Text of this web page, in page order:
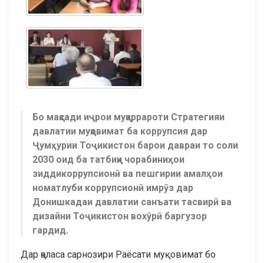
Бо мақсади иҷрои муқаррароти Стратегияи
давлатии муқовимат ба коррупсия дар
Ҷумҳурии Тоҷикистон барои давраи то соли
2030 оид ба татбиқи чорабиниҳои
зиддикоррупсионӣ ва пешгирии амалҳои
номатлуби коррупсионӣ имрӯз дар
Донишкадаи давлатии санъати тасвирӣ ва
дизайни Тоҷикистон вохӯрӣ баргузор
гардид.
Дар ҷаласа сарнозири Раёсати муқовимат бо